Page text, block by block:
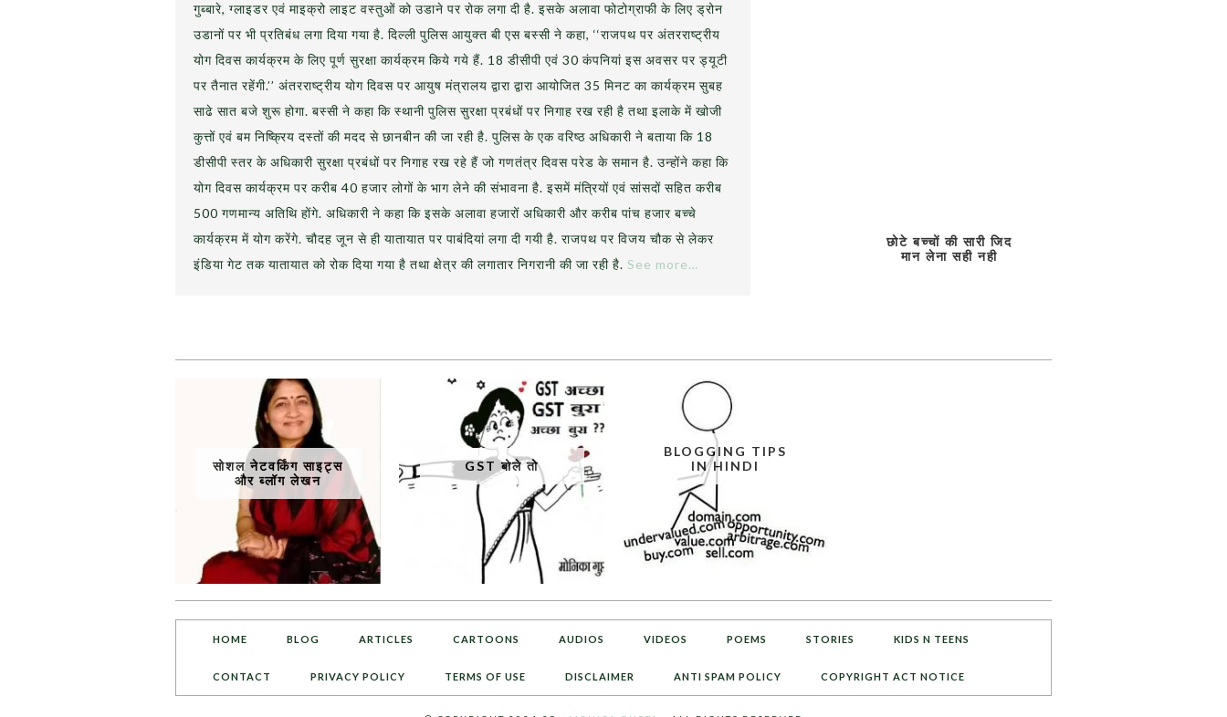
गुब्बारे, ग्लाइडर एवं माइक्रो लाइट वस्तुओं को उडाने पर रोक लगा दी है. इसके अलावा फोटोग्राफी के लिए ड्रोन
उडानों पर भी प्रतिबंध लगा दिया गया है. दिल्ली पुलिस आयुक्त बी एस बस्सी ने कहा, ‘‘राजपथ पर अंतरराष्ट्रीय
योग दिवस कार्यक्रम के लिए पूर्ण सुरक्षा कार्यक्रम किये गये हैं. 18 डीसीपी एवं 30 कंपनियां इस अवसर पर ड्यूटी
पर तैनात रहेंगी.’’ अंतरराष्ट्रीय योग दिवस पर आयुष मंत्रालय द्वारा द्वारा आयोजित 35 मिनट का कार्यक्रम सुबह
साढे सात बजे शुरू होगा. बस्सी ने कहा कि स्थानी पुलिस सुरक्षा प्रबंधों पर निगाह रख रही है तथा इलाके में खोजी
कुत्तों एवं बम निष्क्रिय दस्तों की मदद से छानबीन की जा रही है. पुलिस के एक वरिष्ठ अधिकारी ने बताया कि 18
डीसीपी स्तर के अधिकारी सुरक्षा प्रबंधों पर निगाह रख रहे हैं जो गणतंत्र दिवस परेड के समान है. उन्होंने कहा कि
योग दिवस कार्यक्रम पर करीब 40 हजार लोगों के भाग लेने की संभावना है. इसमें मंत्रियों एवं सांसदों सहित करीब
500 गणमान्य अतिथि होंगे. अधिकारी ने कहा कि इसके अलावा हजारों अधिकारी और करीब पांच हजार बच्चे
कार्यक्रम में योग करेंगे. चौदह जून से ही यातायात पर पाबंदियां लगा दी गयी है. राजपथ पर विजय चौक से लेकर
इंडिया गेट तक यातायात को रोक दिया गया है तथा क्षेत्र की लगातार निगरानी की जा रही है. See more…
छोटे बच्चों की सारी जिद
मान लेना सही नही
BLOGGING TIPS
IN HINDI
GST बोले तो
सोशल नेटवर्किंग साइट्स
और ब्लॉग लेखन
HOME BLOG ARTICLES CARTOONS AUDIOS VIDEOS POEMS STORIES KIDS N TEENS
CONTACT PRIVACY POLICY TERMS OF USE DISCLAIMER ANTI SPAM POLICY COPYRIGHT ACT NOTICE